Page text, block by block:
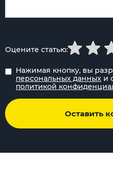
Нажимая кнопку, вы
персональных данных и
политикой
Оставить
Оцените статью: